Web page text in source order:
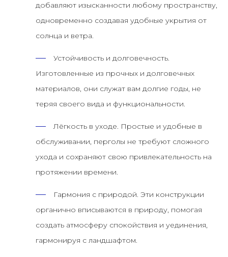
добавляют изысканности любому пространству,
одновременно создавая удобные укрытия от
солнца и ветра.
Устойчивость и долговечность.
Изготовленные из прочных и долговечных
материалов, они служат вам долгие годы, не
теряя своего вида и функциональности.
Лёгкость в уходе. Простые и удобные в
обслуживании, перголы не требуют сложного
ухода и сохраняют свою привлекательность на
протяжении времени.
Гармония с природой. Эти конструкции
органично вписываются в природу, помогая
создать атмосферу спокойствия и уединения,
гармонируя с ландшафтом.